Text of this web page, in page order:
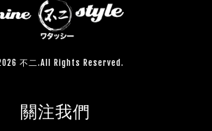
不二.All Rights Reserved.
關注我們